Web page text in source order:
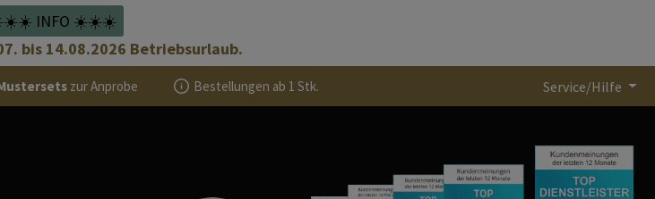
INFO ☀️☀️☀️
bis 14.08.2026 Betriebsurlaub.
zur Anprobe Bestellungen ab 1 Stk. Service/Hilfe